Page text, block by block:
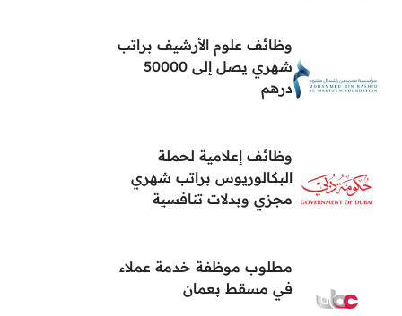
وظائف علوم الأرشيف براتب
شهري يصل إلى 50000
درهم
وظائف إعلامية لحملة
البكالوريوس براتب شهري
مجزي وبدلات تنافسية
مطلوب موظفة خدمة عملاء
في مسقط بعمان